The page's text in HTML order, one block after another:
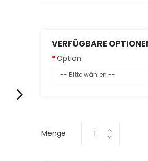
VERFÜGBARE
Option
Menge